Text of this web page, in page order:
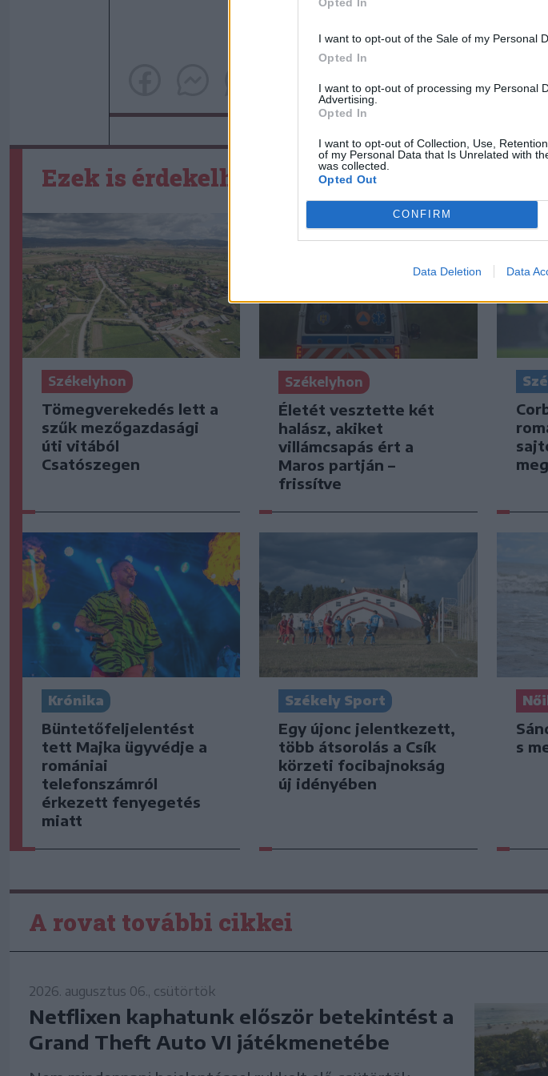
I want to opt-out of the Sale of my Personal
Opted In
I want to opt-out of processing my Personal
Advertising.
Opted In
I want to opt-out of Collection, Use,
of my Personal Data that Is Unrelated with
was collected.
Opted Out
CONFIRM
Data Deletion Data
Ezek is érdekelhetik
Székelyhon
Tömegverekedés lett a
szűk mezőgazdasági
úti vitából
Csatószegen
Székelyhon
Életét vesztette két
halász, akiket
villámcsapás ért a
Maros partján –
frissítve
Krónika
Büntetőfeljelentést
tett Majka ügyvédje a
romániai
telefonszámról
érkezett fenyegetés
miatt
Székely Sport
Egy újonc jelentkezett,
több átsorolás a Csík
körzeti focibajnokság
új idényében
s
A rovat további cikkei
2026. augusztus 06., csütörtök
Netflixen kaphatunk először betekintést a
Grand Theft Auto VI játékmenetébe